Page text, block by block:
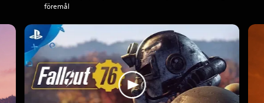
föremål